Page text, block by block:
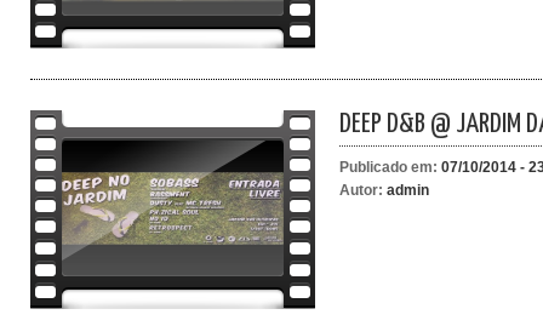
DEEP D&B @ JARDIM
Publicado em: 07/10/2014 -
Autor: admin